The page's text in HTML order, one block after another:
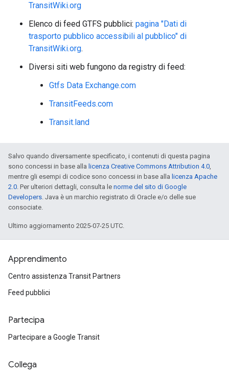
TransitWiki.org
Elenco di feed GTFS pubblici: pagina "Dati di
trasporto pubblico accessibili al pubblico" di
TransitWiki.org.
Diversi siti web fungono da registry di feed:
Gtfs Data Exchange.com
TransitFeeds.com
Transit.land
Salvo quando diversamente specificato, i contenuti di questa pagina
sono concessi in base alla licenza Creative Commons Attribution 4.0,
mentre gli esempi di codice sono concessi in base alla licenza Apache
2.0. Per ulteriori dettagli, consulta le norme del sito di Google
Developers. Java è un marchio registrato di Oracle e/o delle sue
consociate.
Ultimo aggiornamento 2025-07-25 UTC.
Apprendimento
Centro assistenza Transit Partners
Feed pubblici
Partecipa
Partecipare a Google Transit
Collega